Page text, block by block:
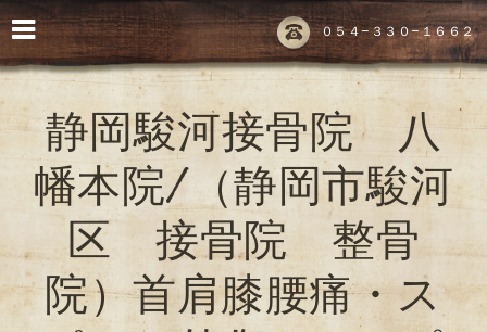
０５４-３３０-１６６２
静岡駿河接骨院 八
幡本院/（静岡市駿河
区 接骨院 整骨
院）首肩膝腰痛・ス